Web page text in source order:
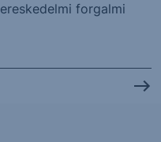
forgalmi